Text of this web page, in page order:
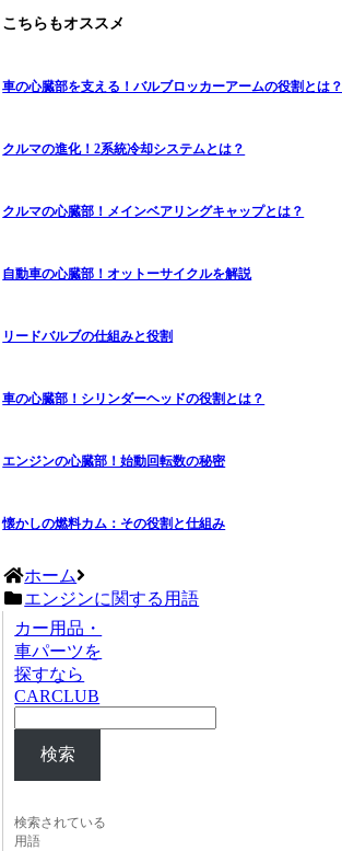
こちらもオススメ
車の心臓部を支える！バルブロッカーアームの役割とは？
クルマの進化！2系統冷却システムとは？
クルマの心臓部！メインベアリングキャップとは？
自動車の心臓部！オットーサイクルを解説
リードバルブの仕組みと役割
車の心臓部！シリンダーヘッドの役割とは？
エンジンの心臓部！始動回転数の秘密
懐かしの燃料カム：その役割と仕組み
ホーム
エンジンに関する用語
カー用品・
車パーツを
探すなら
CARCLUB
検索
検索されている
用語